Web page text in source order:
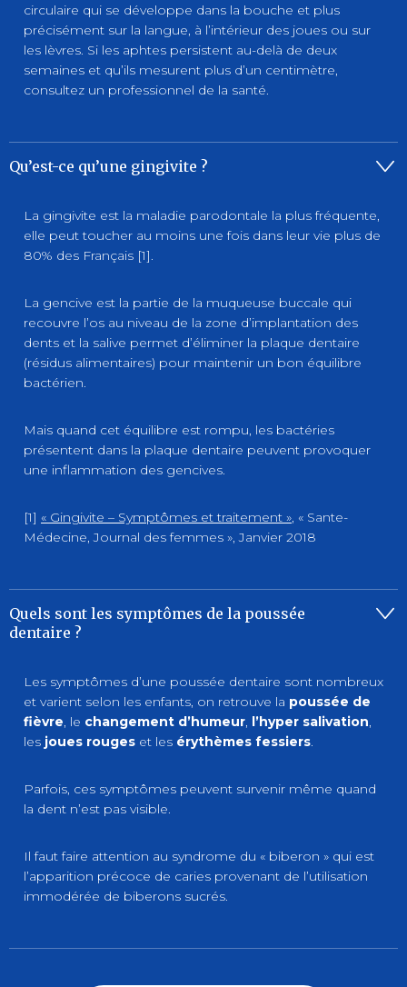
circulaire qui se développe dans la bouche et plus
précisément sur la langue, à l’intérieur des joues ou sur
les lèvres. Si les aphtes persistent au-delà de deux
semaines et qu’ils mesurent plus d’un centimètre,
consultez un professionnel de la santé.
Qu’est-ce qu’une gingivite ?
La gingivite est la maladie parodontale la plus fréquente,
elle peut toucher au moins une fois dans leur vie plus de
80% des Français [1].
La gencive est la partie de la muqueuse buccale qui
recouvre l’os au niveau de la zone d’implantation des
dents et la salive permet d’éliminer la plaque dentaire
(résidus alimentaires) pour maintenir un bon équilibre
bactérien.
Mais quand cet équilibre est rompu, les bactéries
présentent dans la plaque dentaire peuvent provoquer
une inflammation des gencives.
[1] « Gingivite – Symptômes et traitement », « Sante-
Médecine, Journal des femmes », Janvier 2018
Quels sont les symptômes de la poussée
dentaire ?
Les symptômes d’une poussée dentaire sont nombreux
et varient selon les enfants, on retrouve la poussée de
fièvre, le changement d’humeur, l’hyper salivation,
les joues rouges et les érythèmes fessiers.
Parfois, ces symptômes peuvent survenir même quand
la dent n’est pas visible.
Il faut faire attention au syndrome du « biberon » qui est
l’apparition précoce de caries provenant de l’utilisation
immodérée de biberons sucrés.